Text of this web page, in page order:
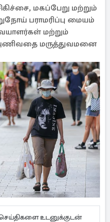
மகப்பேறு மற்றும்
பராமரிப்பு மையம்
மற்றும்
மருத்துவமனை
செய்திகளை உடனுக்குடன்